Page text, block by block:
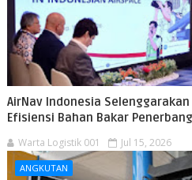
AirNav Indonesia Selenggarakan
Efisiensi Bahan Bakar
Warta Logistik 001 Jul 15, 2026
ANGKUTAN